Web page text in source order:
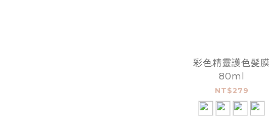
彩色精靈護色髮膜
80ml
NT$279